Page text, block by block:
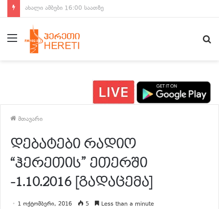
ახალი ამბები 15:00 საათზე
მენიუ
მთავარი
დებატები რადიო
“ჰერეთის” ეთერში
-1.10.2016 [გადაცემა]
1 ოქტომბერი, 2016 5 Less than a minute